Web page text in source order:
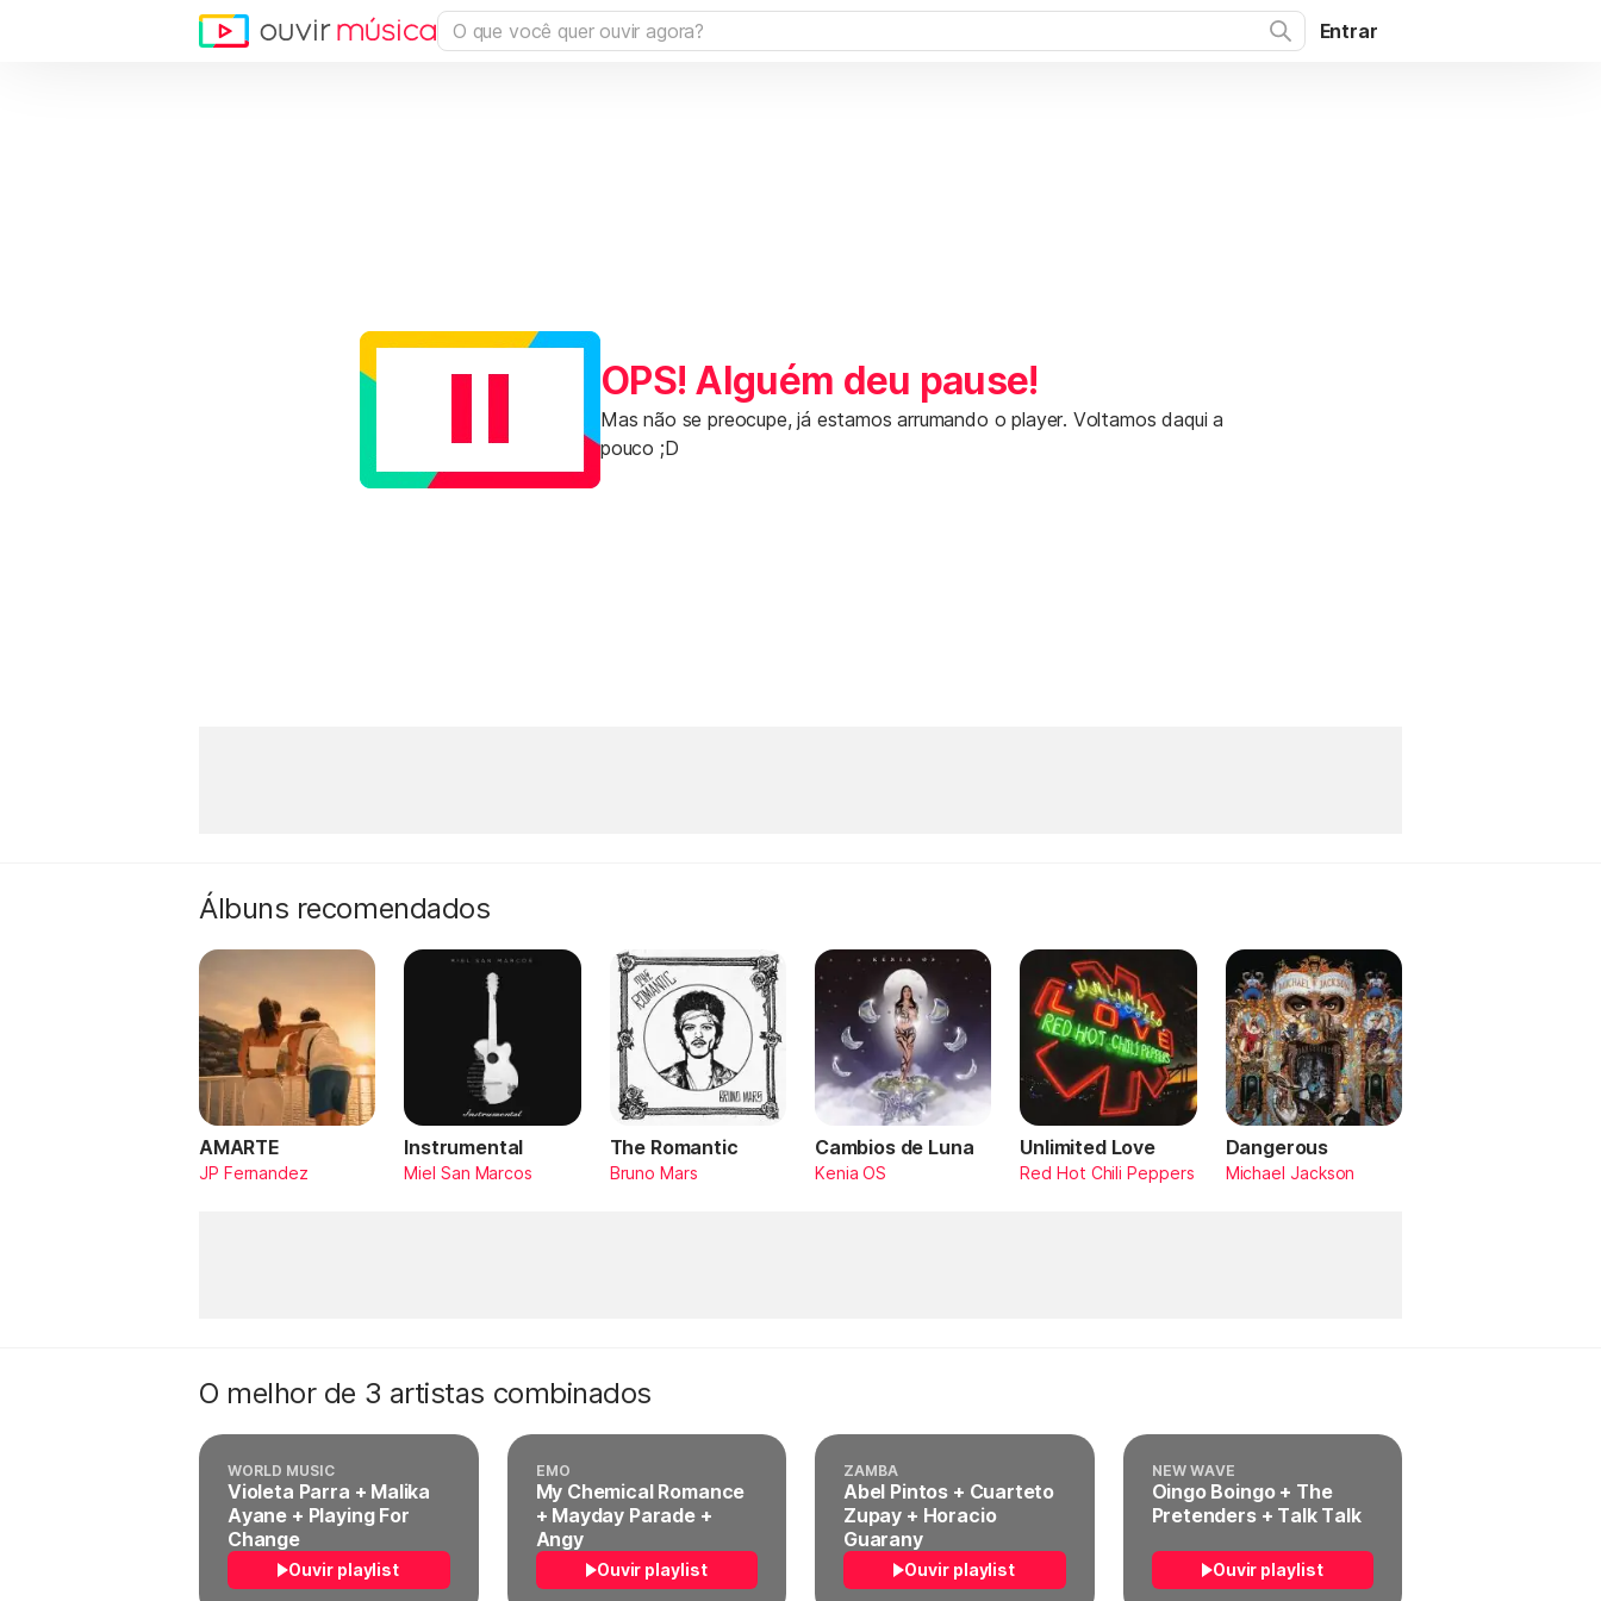
Entrar
OPS! Alguém deu pause!
Mas não se preocupe, já estamos arrumando o player. Voltamos daqui a
pouco ;D
Álbuns recomendados
AMARTE
JP Fernandez
Instrumental
Miel San Marcos
The Romantic
Bruno Mars
Cambios de Luna
Kenia OS
Unlimited Love
Red Hot Chili Peppers
Dangerous
Michael Jackson
O melhor de 3 artistas combinados
WORLD MUSIC
Violeta Parra + Malika
Ayane + Playing For
Change
Ouvir playlist
EMO
My Chemical Romance
+ Mayday Parade +
Angy
Ouvir playlist
ZAMBA
Abel Pintos + Cuarteto
Zupay + Horacio
Guarany
Ouvir playlist
NEW WAVE
Oingo Boingo + The
Pretenders + Talk Talk
Ouvir playlist